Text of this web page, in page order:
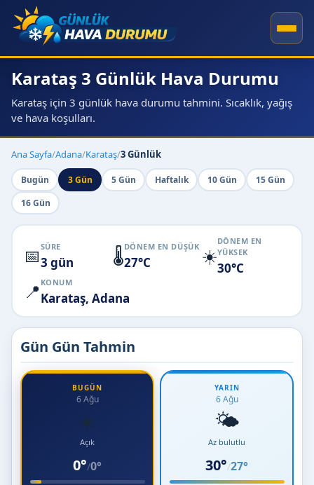
Karataş 3 Günlük Hava Durumu
Karataş için 3 günlük hava durumu tahmini. Sıcaklık, yağış
ve hava koşulları.
Ana Sayfa/Adana/Karataş/3 Günlük
Bugün 3 Gün 5 Gün Haftalık 10 Gün
15 Gün
16 Gün
📅 SÜRE
3 gün 🌡️DÖNEM EN DÜŞÜK
27°C ☀️
DÖNEM EN
YÜKSEK
30°C
📍 KONUM
Karataş, Adana
Gün Gün Tahmin
BUGÜN
6 Ağu
☀️
Açık
0°/0°
YARIN
6 Ağu
🌤️
Az bulutlu
30°/27°